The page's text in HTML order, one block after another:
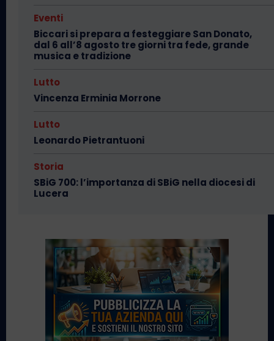
Eventi
Biccari si prepara a festeggiare San Donato,
dal 6 all’8 agosto tre giorni tra fede, grande
musica e tradizione
Lutto
Vincenza Erminia Morrone
Lutto
Leonardo Pietrantuoni
Storia
SBiG 700: l’importanza di SBiG nella diocesi di
Lucera